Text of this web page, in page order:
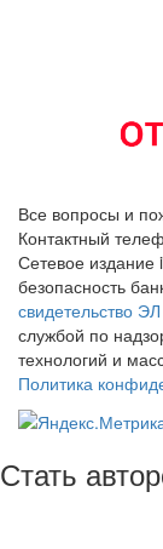
Все вопросы и
Контактный
Сетевое
безопасность
свидетельство
службой по
технологий и
Политика
Стать